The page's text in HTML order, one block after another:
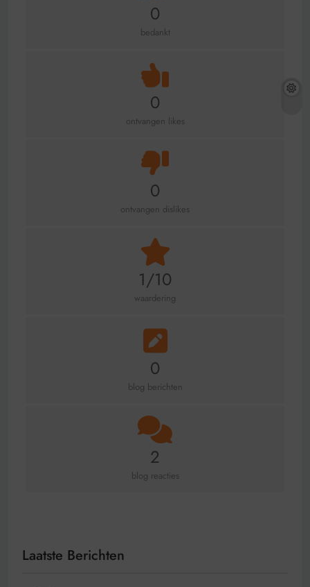
0
bedankt
0
ontvangen likes
0
ontvangen dislikes
1/10
waardering
0
blog berichten
2
blog reacties
Laatste Berichten